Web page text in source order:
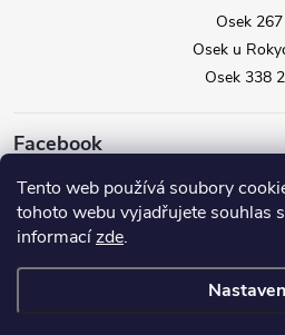
Tento web používá soubory
tohoto webu vyjadřujete souhlas
informacízde.
Osek 267
Osek u
Osek 338
Facebook